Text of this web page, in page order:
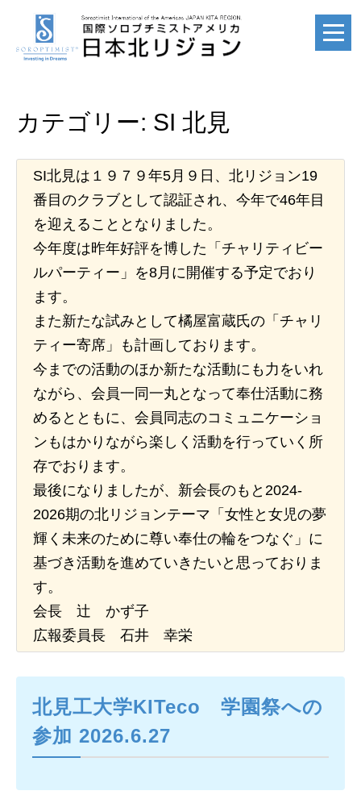
ホーム
HOME
国際ソロプチミスト
SI
国際ソロプチミスト
SIA
日本北リジョン
JAPAN KITA
リンク
LINK
お問い合わせ
会員専用
MEMBERS ONLY
カテゴリー: SI 北見
SI北見は１９７９年5月９日、北リジョン19
番目のクラブとして認証され、今年で46年目
を迎えることとなりました。
今年度は昨年好評を博した「チャリティビー
ルパーティー」を8月に開催する予定でおり
ます。
また新たな試みとして橘屋富蔵氏の「チャリ
ティー寄席」も計画しております。
今までの活動のほか新たな活動にも力をいれ
ながら、会員一同一丸となって奉仕活動に務
めるとともに、会員同志のコミュニケーショ
ンもはかりながら楽しく活動を行っていく所
存でおります。
最後になりましたが、新会長のもと2024-
2026期の北リジョンテーマ「女性と女児の夢
輝く未来のために尊い奉仕の輪をつなぐ」に
基づき活動を進めていきたいと思っておりま
す。
会長 辻 かず子
広報委員長 石井 幸栄
北見工大学KITeco 学園祭への
参加 2026.6.27